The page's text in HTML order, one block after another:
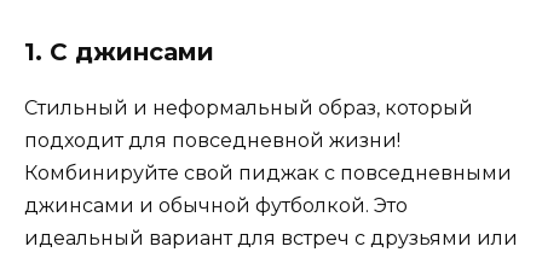
1. С джинсами
Стильный и неформальный образ, который
подходит для повседневной жизни!
Комбинируйте свой пиджак с повседневными
джинсами и обычной футболкой. Это
идеальный вариант для встреч с друзьями или